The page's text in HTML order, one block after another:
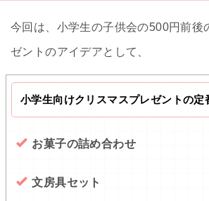
今回は、小学生の子供会の500円前後
ゼントのアイデアとして、
小学生向けクリスマスプレゼントの定
お菓子の詰め合わせ
文房具セット